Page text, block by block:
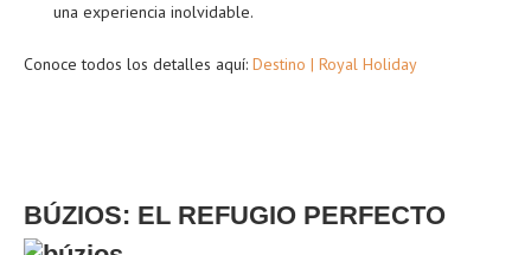
una experiencia inolvidable.
Conoce todos los detalles aquí: Destino | Royal Holiday
BÚZIOS: EL REFUGIO PERFECTO